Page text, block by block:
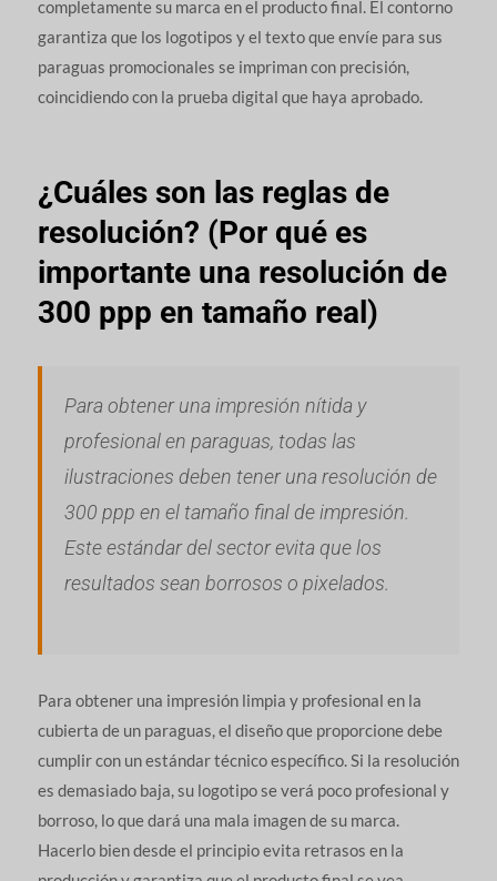
completamente su marca en el producto final. El contorno
garantiza que los logotipos y el texto que envíe para sus
paraguas promocionales se impriman con precisión,
coincidiendo con la prueba digital que haya aprobado.
¿Cuáles son las reglas de
resolución? (Por qué es
importante una resolución de
300 ppp en tamaño real)
Para obtener una impresión nítida y
profesional en paraguas, todas las
ilustraciones deben tener una resolución de
300 ppp en el tamaño final de impresión.
Este estándar del sector evita que los
resultados sean borrosos o pixelados.
Para obtener una impresión limpia y profesional en la
cubierta de un paraguas, el diseño que proporcione debe
cumplir con un estándar técnico específico. Si la resolución
es demasiado baja, su logotipo se verá poco profesional y
borroso, lo que dará una mala imagen de su marca.
Hacerlo bien desde el principio evita retrasos en la